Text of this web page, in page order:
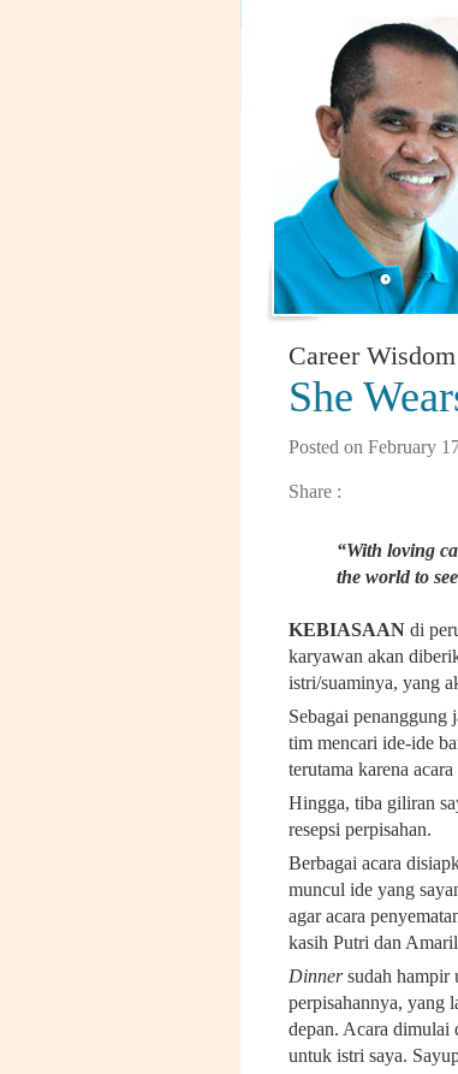
Career Wisdom
She
Posted on February
Share :
“With loving
the world to
KEBIASAANdi
karyawan akan
istri/suaminya, yang
Sebagai penanggung
tim mencari ide-ide
terutama karena
Hingga, tiba giliran
resepsi perpisahan.
Berbagai acara
muncul ide yang
agar acara
kasih Putri dan
Dinnersudah hampir
perpisahannya, yang
depan. Acara dimulai
untuk istri saya.